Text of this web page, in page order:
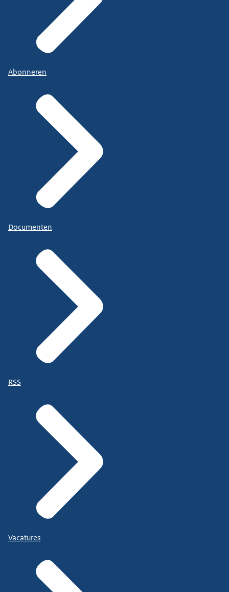
Abonneren
Documenten
RSS
Vacatures